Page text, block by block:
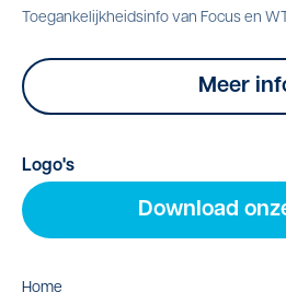
Toegankelijkheidsinfo van Focus en
Meer
Logo's
Download
Home